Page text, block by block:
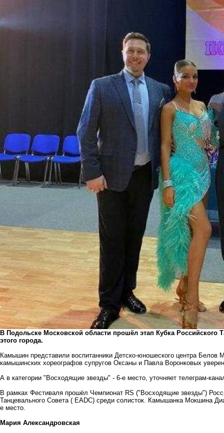
В Подольске Московской области прошёл этап Кубка
этого города.
Камышин представили воспитанники Детско-юношеского центра
камышинских хореографов супругов Оксаны и Павла Воронковых
А в категории "Восходящие звезды" - 6-е место, уточняет телеграм-
В рамках Фестиваля прошёл Чемпионат RS ("Восходящие звезды")
Танцевального Совета ( EADC) среди солисток. Камышанка Мокшина
е место.
Мария Александровская